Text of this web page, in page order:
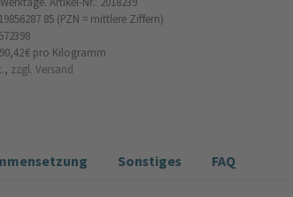
85 (PZN = mittlere Ziffern)
€ pro Kilogramm
zzgl. Versand
Sonstiges FAQ